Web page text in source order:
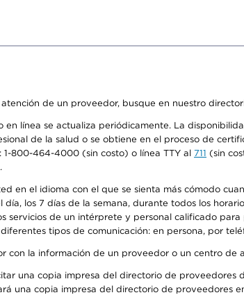
de un proveedor, busque en nuestro
en línea se actualiza periódicamente. La
de la salud o se obtiene en el proceso de
800-464-4000 (sin costo) o línea TTY al 711 (sin
en el idioma con el que se sienta más cómodo
día, los 7 días de la semana, durante todos los
servicios de un intérprete y personal calificado
tipos de comunicación: en persona, por
con la información de un proveedor o un centro de
una copia impresa del directorio de proveedores
una copia impresa del directorio de proveedores